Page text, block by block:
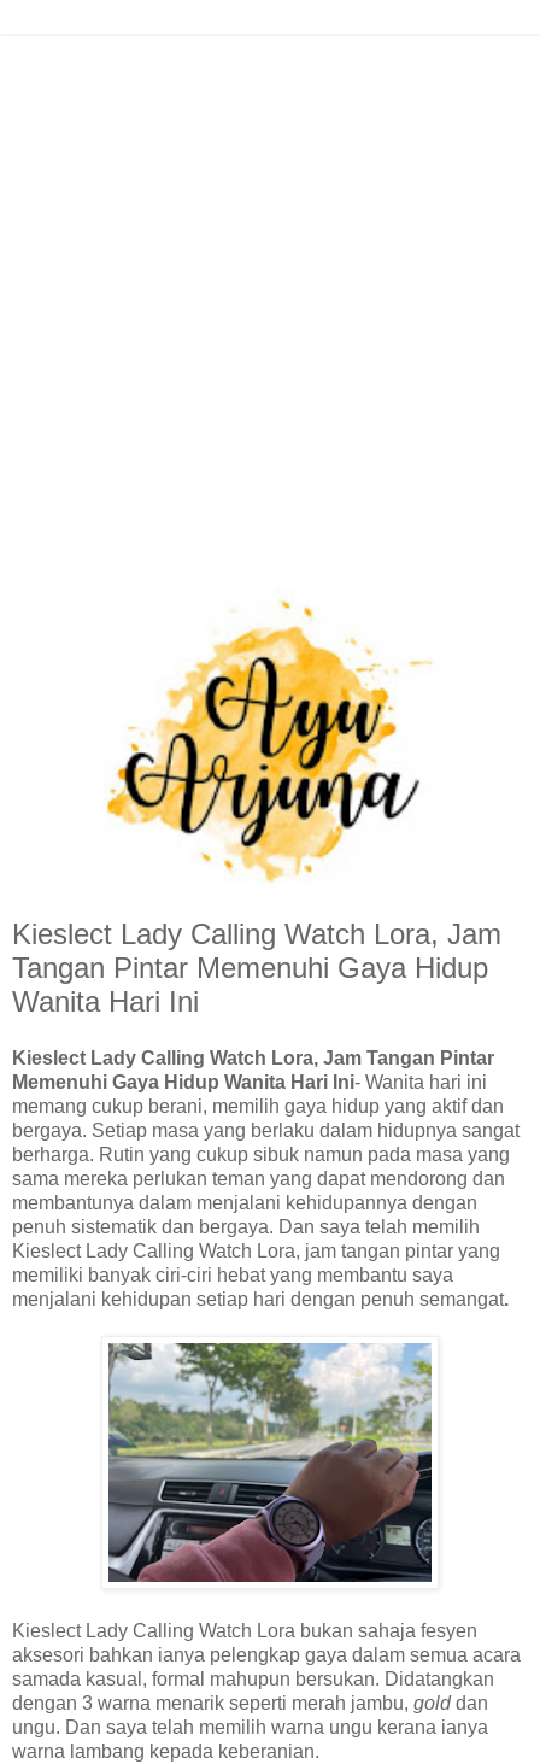
Kieslect Lady Calling Watch Lora, Jam
Tangan Pintar Memenuhi Gaya Hidup
Wanita Hari Ini
Kieslect Lady Calling Watch Lora, Jam Tangan Pintar
Memenuhi Gaya Hidup Wanita Hari Ini- Wanita hari ini
memang cukup berani, memilih gaya hidup yang aktif dan
bergaya. Setiap masa yang berlaku dalam hidupnya sangat
berharga. Rutin yang cukup sibuk namun pada masa yang
sama mereka perlukan teman yang dapat mendorong dan
membantunya dalam menjalani kehidupannya dengan
penuh sistematik dan bergaya. Dan saya telah memilih
Kieslect Lady Calling Watch Lora, jam tangan pintar yang
memiliki banyak ciri-ciri hebat yang membantu saya
menjalani kehidupan setiap hari dengan penuh semangat.
Kieslect Lady Calling Watch Lora bukan sahaja fesyen
aksesori bahkan ianya pelengkap gaya dalam semua acara
samada kasual, formal mahupun bersukan. Didatangkan
dengan 3 warna menarik seperti merah jambu, golddan
ungu. Dan saya telah memilih warna ungu kerana ianya
warna lambang kepada keberanian.